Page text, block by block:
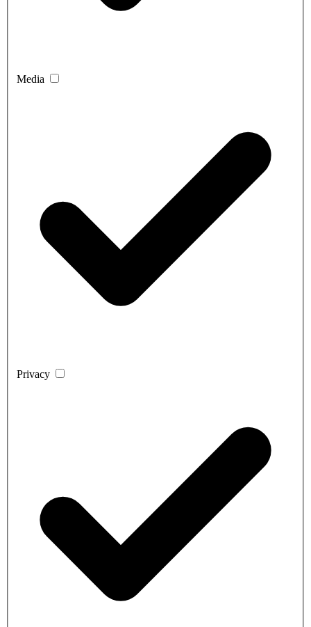
Media
Privacy